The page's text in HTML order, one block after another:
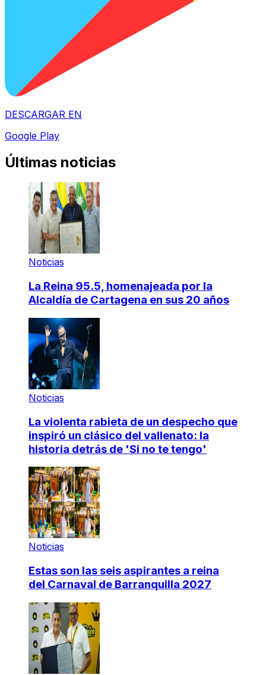
DESCARGAR EN
Google Play
Últimas noticias
Noticias
La Reina 95.5, homenajeada por la
Alcaldía de Cartagena en sus 20 años
Noticias
La violenta rabieta de un despecho que
inspiró un clásico del vallenato: la
historia detrás de 'Si no te tengo'
Noticias
Estas son las seis aspirantes a reina
del Carnaval de Barranquilla 2027